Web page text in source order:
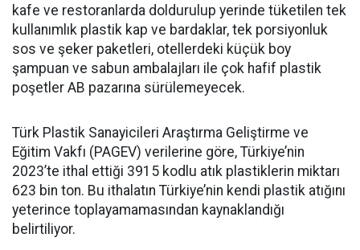
kafe ve restoranlarda doldurulup yerinde tüketilen tek
kullanımlık plastik kap ve bardaklar, tek porsiyonluk
sos ve şeker paketleri, otellerdeki küçük boy
şampuan ve sabun ambalajları ile çok hafif plastik
poşetler AB pazarına sürülemeyecek.
Türk Plastik Sanayicileri Araştırma Geliştirme ve
Eğitim Vakfı (PAGEV) verilerine göre, Türkiye’nin
2023’te ithal ettiği 3915 kodlu atık plastiklerin miktarı
623 bin ton. Bu ithalatın Türkiye’nin kendi plastik atığını
yeterince toplayamamasından kaynaklandığı
belirtiliyor.